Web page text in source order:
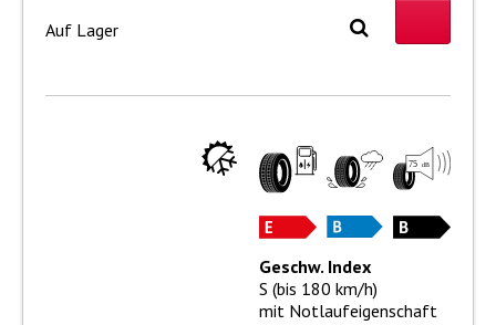
Auf Lager
Geschw. Index
S (bis 180 km/h)
mit Notlaufeigenschaft